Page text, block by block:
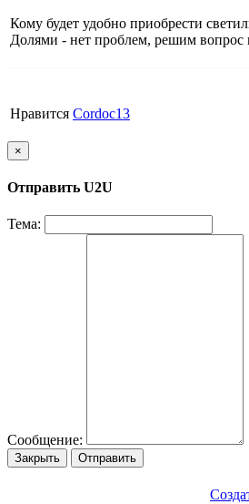
Кому будет удобно приобрести
Долями - нет проблем, решим вопрос
Нравится Cordoc13
×
Отправить U2U
Тема:
Сообщение:
Закрыть Отправить